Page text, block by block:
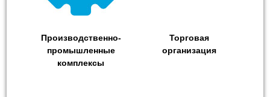
Производственно-
промышленные
комплексы
Торговая
организация